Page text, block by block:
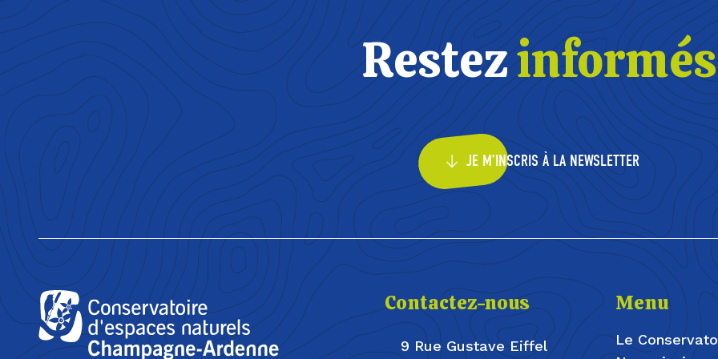
Restezinformés
JE M’INSCRIS À LA NEWSLETTER
Contactez-nous
9 Rue Gustave Eiffel
Menu
Le